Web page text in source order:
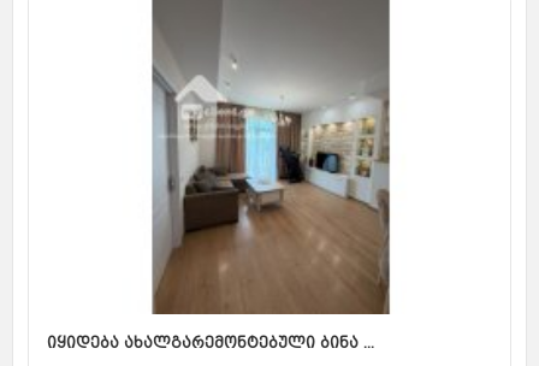
იყიდება ახალგარემონტებული ბინა ...